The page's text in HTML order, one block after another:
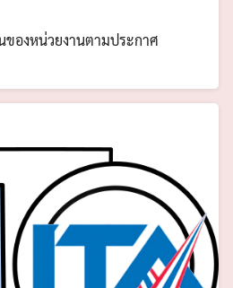
ของหน่วยงานตามประกาศ